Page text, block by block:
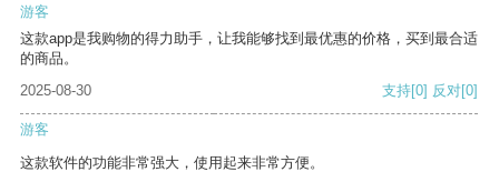
游客
这款app是我购物的得力助手，让我能够找到最优惠的价格，买到最合适
的商品。
2025-08-30
支持[0] 反对[0]
游客
这款软件的功能非常强大，使用起来非常方便。